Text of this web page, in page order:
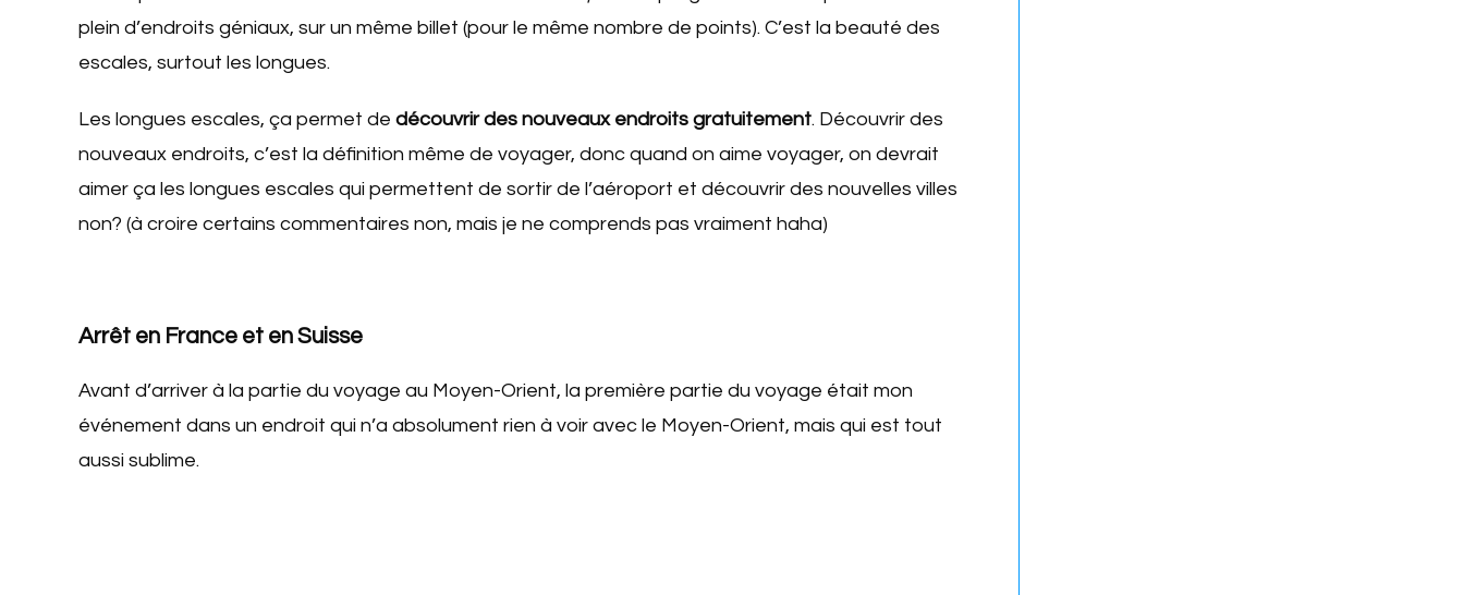
plein d’endroits géniaux, sur un même billet (pour le même nombre de points). C’est la beauté des
escales, surtout les longues.
Les longues escales, ça permet de découvrir des nouveaux endroits gratuitement. Découvrir des
nouveaux endroits, c’est la définition même de voyager, donc quand on aime voyager, on devrait
aimer ça les longues escales qui permettent de sortir de l’aéroport et découvrir des nouvelles villes
non? (à croire certains commentaires non, mais je ne comprends pas vraiment haha)
Arrêt en France et en Suisse
Avant d’arriver à la partie du voyage au Moyen-Orient, la première partie du voyage était mon
événement dans un endroit qui n’a absolument rien à voir avec le Moyen-Orient, mais qui est tout
aussi sublime.